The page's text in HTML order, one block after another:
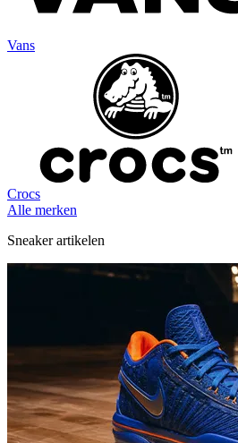
Vans
Crocs
Alle merken
Sneaker artikelen